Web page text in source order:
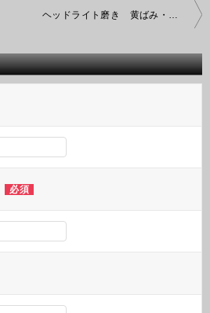
ヘッドライト磨き 黄ばみ・白濁の除去
必須